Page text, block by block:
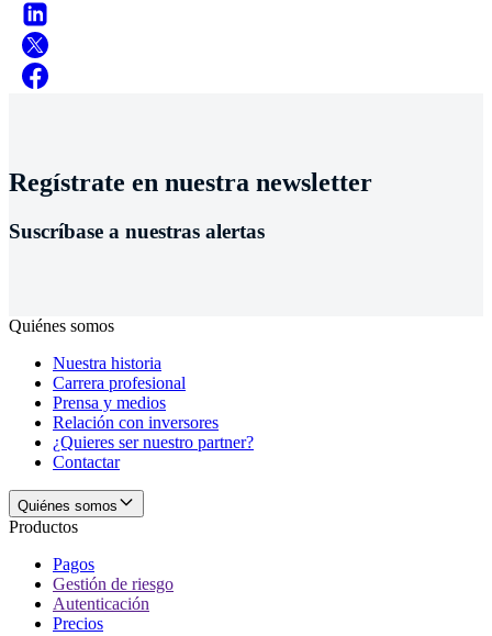
Regístrate en nuestra newsletter
Suscríbase a nuestras alertas
Quiénes somos
Nuestra historia
Carrera profesional
Prensa y medios
Relación con inversores
¿Quieres ser nuestro partner?
Contactar
Quiénes somos
Productos
Pagos
Gestión de riesgo
Autenticación
Precios